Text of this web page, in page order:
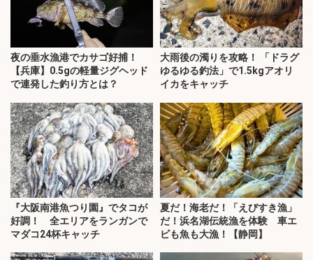
夜の垂水漁港でカサゴ好捕！
【兵庫】0.5gの軽量ジグヘッド
で連発した釣り方とは？
大雨後の濁りを攻略！ 「ドラグ
ゆるゆる釣法」で1.5kgアオリ
イカをキャッチ
『大阪南港魚つり園』でタコが
好調！ 全エリアをランガンで
マダコ24杯キャッチ
夏だ！海老だ！「えびすき漁」
だ！浜名湖伝統漁を体験 車エ
ビも魚も大漁！【静岡】